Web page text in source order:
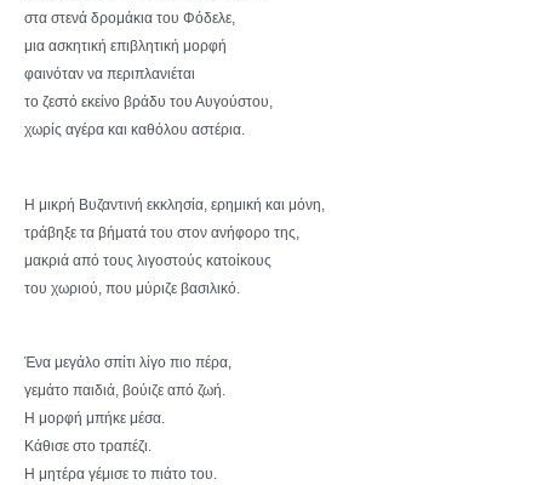
στα στενά δρομάκια του Φόδελε,
μια ασκητική επιβλητική μορφή
φαινόταν να περιπλανιέται
το ζεστό εκείνο βράδυ του Αυγούστου,
χωρίς αγέρα και καθόλου αστέρια.
Η μικρή Βυζαντινή εκκλησία, ερημική και μόνη,
τράβηξε τα βήματά του στον ανήφορο της,
μακριά από τους λιγοστούς κατοίκους
του χωριού, που μύριζε βασιλικό.
Ένα μεγάλο σπίτι λίγο πιο πέρα,
γεμάτο παιδιά, βούιζε από ζωή.
Η μορφή μπήκε μέσα.
Κάθισε στο τραπέζι.
Η μητέρα γέμισε το πιάτο του.